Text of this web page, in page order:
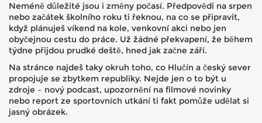
Neméně důležité jsou i změny počasí. Předpovědi na srpen
nebo začátek školního roku ti řeknou, na co se připravit,
když plánuješ víkend na kole, venkovní akci nebo jen
obyčejnou cestu do práce. Už žádné překvapení, že během
týdne přijdou prudké deště, hned jak začne září.
Na stránce najdeš taky okruh toho, co Hlučín a český sever
propojuje se zbytkem republiky. Nejde jen o to být u
zdroje – nový podcast, upozornění na filmové novinky
nebo report ze sportovních utkání ti fakt pomůže udělat si
jasný obrázek.